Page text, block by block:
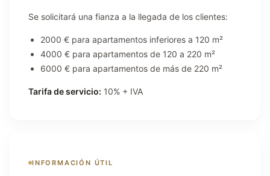
Se solicitará una fianza a la llegada de los clientes:
2000 € para apartamentos inferiores a 120 m²
4000 € para apartamentos de 120 a 220 m²
6000 € para apartamentos de más de 220 m²
Tarifa de servicio: 10% + IVA
INFORMACIÓN ÚTIL